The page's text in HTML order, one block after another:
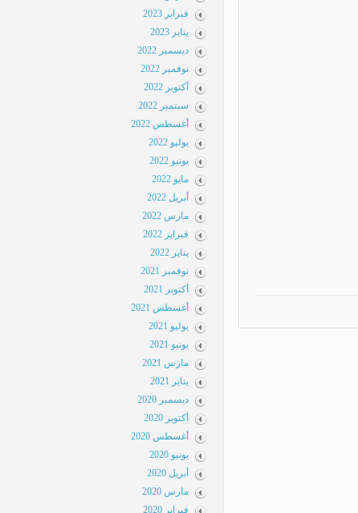
فبراير 2023
يناير 2023
ديسمبر 2022
نوفمبر 2022
أكتوبر 2022
سبتمبر 2022
أغسطس 2022
يوليو 2022
يونيو 2022
مايو 2022
أبريل 2022
مارس 2022
فبراير 2022
يناير 2022
نوفمبر 2021
أكتوبر 2021
أغسطس 2021
يوليو 2021
يونيو 2021
مارس 2021
يناير 2021
ديسمبر 2020
أكتوبر 2020
أغسطس 2020
يونيو 2020
أبريل 2020
مارس 2020
فبراير 2020